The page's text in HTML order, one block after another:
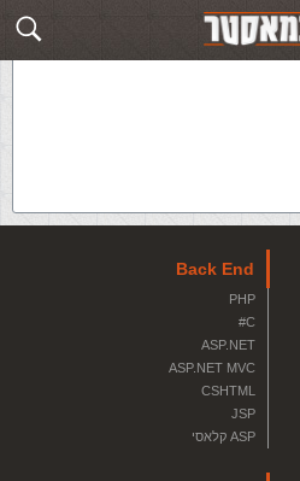
Back End
PHP
C#
ASP.NET
ASP.NET MVC
CSHTML
JSP
ASP קלאסי